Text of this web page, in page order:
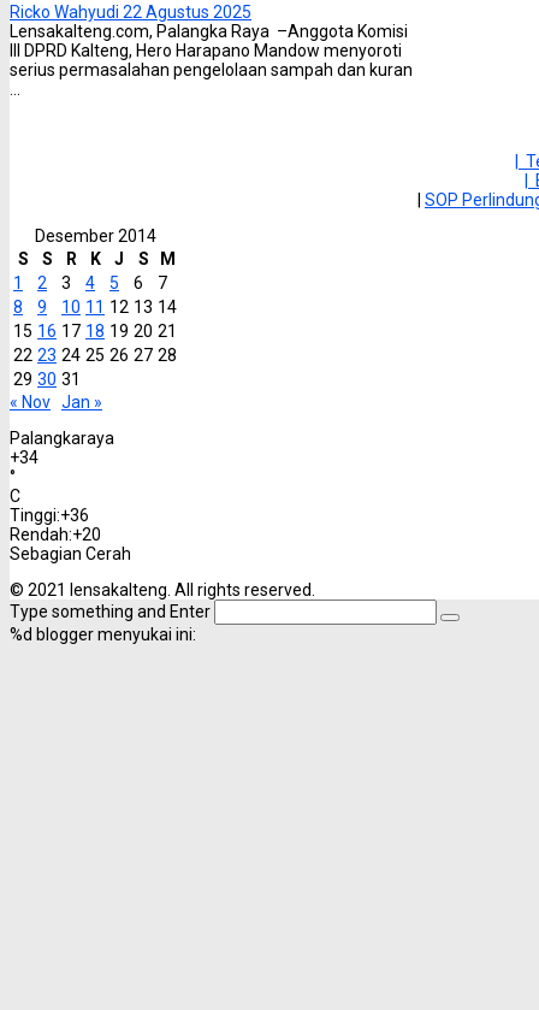
Ricko Wahyudi 22 Agustus 2025
Lensakalteng.com, Palangka Raya –Anggota Komisi
III DPRD Kalteng, Hero Harapano Mandow menyoroti
serius permasalahan pengelolaan sampah dan kuran
|
|
| SOP
Desember 2014
S
S R K J S
M
1
2 3 4 5 6
7
8
9 10 11 12 13 14
15 16 17 18 19 20 21
22 23 24 25 26 27 28
29 30 31
« Nov Jan »
Palangkaraya
+34
°
C
Tinggi:+36
Rendah:+20
Sebagian Cerah
© 2021 lensakalteng. All rights reserved.
Type something and Enter
%d blogger menyukai ini: